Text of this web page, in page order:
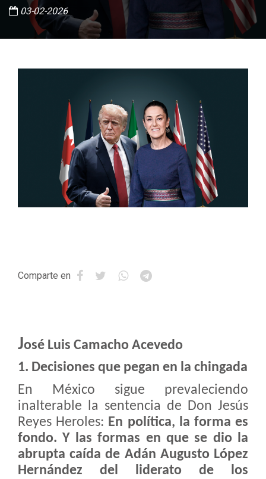
03-02-2026
Comparte en
José Luis Camacho Acevedo
1. Decisiones que pegan en la chingada
En México sigue prevaleciendo
inalterable la sentencia de Don Jesús
Reyes Heroles: En política, la forma es
fondo. Y las formas en que se dio la
abrupta caída de Adán Augusto López
Hernández del liderato de los